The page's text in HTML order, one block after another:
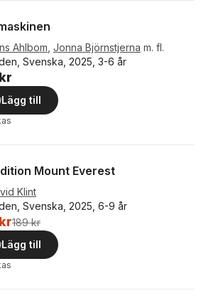
Ahlbom Jonna Björnstjerna m. fl.
Svenska, 2025, 3-6 år
Lägg till
Mount Everest
Klint
Svenska, 2025, 6-9 år
189 kr
Lägg till